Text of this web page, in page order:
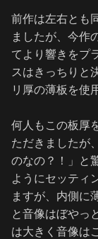
前作は左右とも
ましたが、今作
てより響きをプ
スはきっちりと
リ厚の薄板を使
何人もこの板厚
ただきましたが
のなの？！」と
ようにセッティ
ますが、内側に
と音像はぼやっ
は大きく音像は